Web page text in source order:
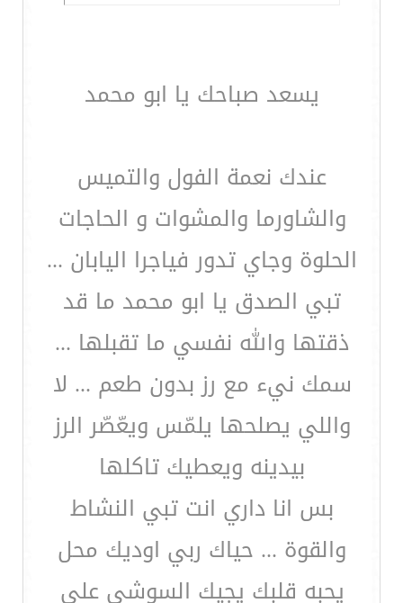
يسعد صباحك يا ابو محمد
عندك نعمة الفول والتميس
والشاورما والمشوات و الحاجات
الحلوة وجاي تدور فياجرا اليابان ...
تبي الصدق يا ابو محمد ما قد
ذقتها والله نفسي ما تقبلها ...
سمك نيء مع رز بدون طعم ... لا
واللي يصلحها يلمّس ويعّصّر الرز
بيدينه ويعطيك تاكلها
بس انا داري انت تبي النشاط
والقوة ... حياك ربي اوديك محل
يحبه قلبك يجيك السوشي على